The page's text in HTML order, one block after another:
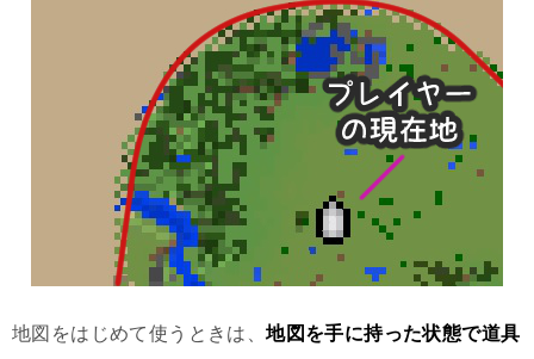
地図をはじめて使うときは、地図を手に持った状態で道具